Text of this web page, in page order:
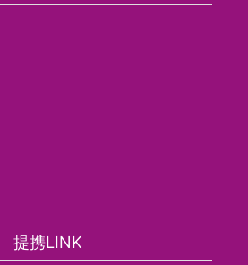
提携LINK